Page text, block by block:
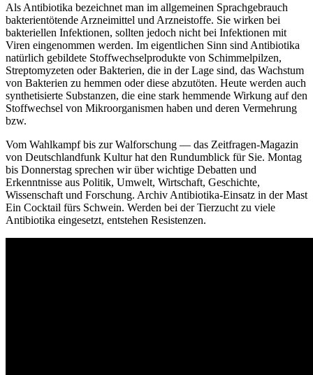
Als Antibiotika bezeichnet man im allgemeinen Sprachgebrauch
bakterientötende Arzneimittel und Arzneistoffe. Sie wirken bei
bakteriellen Infektionen, sollten jedoch nicht bei Infektionen mit
Viren eingenommen werden. Im eigentlichen Sinn sind Antibiotika
natürlich gebildete Stoffwechselprodukte von Schimmelpilzen,
Streptomyzeten oder Bakterien, die in der Lage sind, das Wachstum
von Bakterien zu hemmen oder diese abzutöten. Heute werden auch
synthetisierte Substanzen, die eine stark hemmende Wirkung auf den
Stoffwechsel von Mikroorganismen haben und deren Vermehrung
bzw.
Vom Wahlkampf bis zur Walforschung — das Zeitfragen-Magazin
von Deutschlandfunk Kultur hat den Rundumblick für Sie. Montag
bis Donnerstag sprechen wir über wichtige Debatten und
Erkenntnisse aus Politik, Umwelt, Wirtschaft, Geschichte,
Wissenschaft und Forschung. Archiv Antibiotika-Einsatz in der Mast
Ein Cocktail fürs Schwein. Werden bei der Tierzucht zu viele
Antibiotika eingesetzt, entstehen Resistenzen.